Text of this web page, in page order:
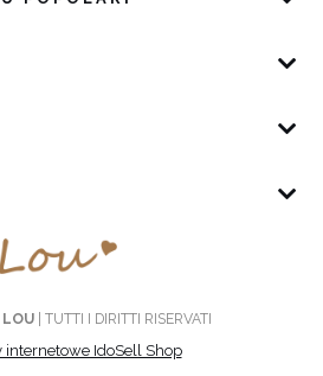
| TUTTI I DIRITTI RISERVATI